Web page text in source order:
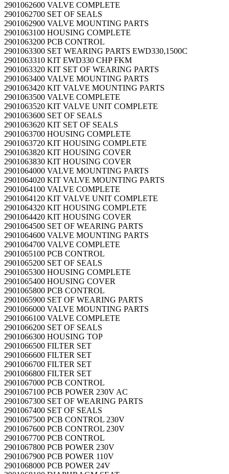
2901062600 VALVE COMPLETE
2901062700 SET OF SEALS
2901062900 VALVE MOUNTING PARTS
2901063100 HOUSING COMPLETE
2901063200 PCB CONTROL
2901063300 SET WEARING PARTS EWD330,1500C
2901063310 KIT EWD330 CHP FKM
2901063320 KIT SET OF WEARING PARTS
2901063400 VALVE MOUNTING PARTS
2901063420 KIT VALVE MOUNTING PARTS
2901063500 VALVE COMPLETE
2901063520 KIT VALVE UNIT COMPLETE
2901063600 SET OF SEALS
2901063620 KIT SET OF SEALS
2901063700 HOUSING COMPLETE
2901063720 KIT HOUSING COMPLETE
2901063820 KIT HOUSING COVER
2901063830 KIT HOUSING COVER
2901064000 VALVE MOUNTING PARTS
2901064020 KIT VALVE MOUNTING PARTS
2901064100 VALVE COMPLETE
2901064120 KIT VALVE UNIT COMPLETE
2901064320 KIT HOUSING COMPLETE
2901064420 KIT HOUSING COVER
2901064500 SET OF WEARING PARTS
2901064600 VALVE MOUNTING PARTS
2901064700 VALVE COMPLETE
2901065100 PCB CONTROL
2901065200 SET OF SEALS
2901065300 HOUSING COMPLETE
2901065400 HOUSING COVER
2901065800 PCB CONTROL
2901065900 SET OF WEARING PARTS
2901066000 VALVE MOUNTING PARTS
2901066100 VALVE COMPLETE
2901066200 SET OF SEALS
2901066300 HOUSING TOP
2901066500 FILTER SET
2901066600 FILTER SET
2901066700 FILTER SET
2901066800 FILTER SET
2901067000 PCB CONTROL
2901067100 PCB POWER 230V AC
2901067300 SET OF WEARING PARTS
2901067400 SET OF SEALS
2901067500 PCB CONTROL 230V
2901067600 PCB CONTROL 230V
2901067700 PCB CONTROL
2901067800 PCB POWER 230V
2901067900 PCB POWER 110V
2901068000 PCB POWER 24V